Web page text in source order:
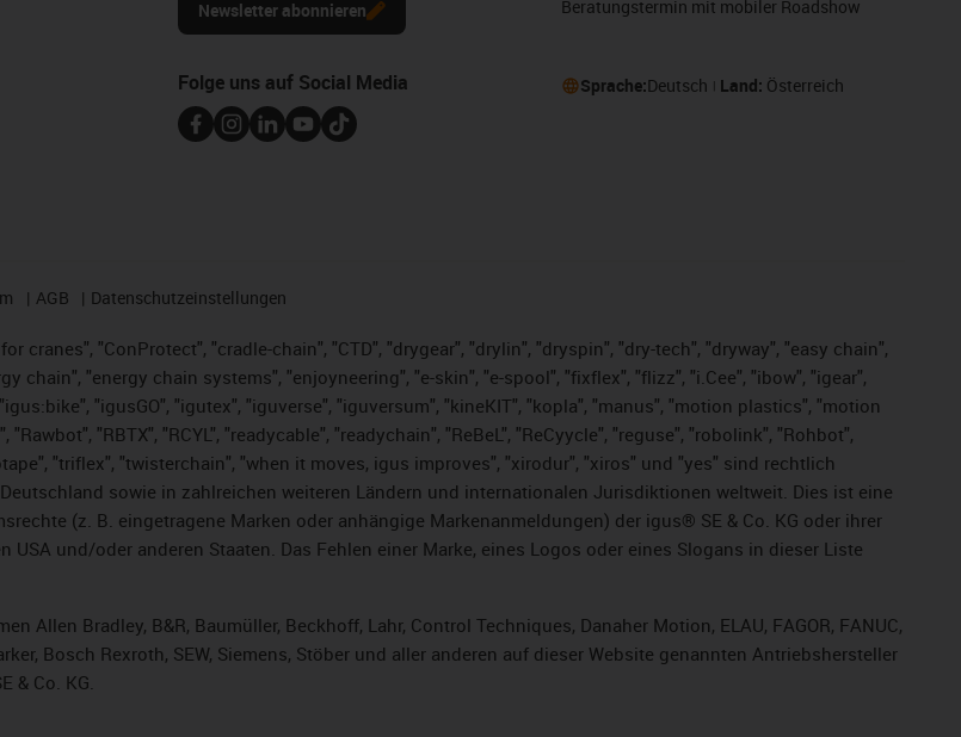
Newsletter abonnieren
Beratungstermin mit mobiler Roadshow
Folge uns auf Social Media Sprache:Deutsch Land: Österreich
AGB Datenschutzeinstellungen
cranes", "ConProtect", "cradle-chain", "CTD", "drygear", "drylin", "dryspin", "dry-tech", "dryway", "easy chain",
chain", "energy chain systems", "enjoyneering", "e-skin", "e-spool", "fixflex", "flizz", "i.Cee", "ibow", "igear",
"igusGO", "igutex", "iguverse", "iguversum", "kineKIT", "kopla", "manus", "motion plastics", "motion
"RBTX", "RCYL", "readycable", "readychain", "ReBeL", "ReCyycle", "reguse", "robolink", "Rohbot",
"triflex", "twisterchain", "when it moves, igus improves", "xirodur", "xiros" und "yes" sind rechtlich
sowie in zahlreichen weiteren Ländern und internationalen Jurisdiktionen weltweit. Dies ist eine
(z. B. eingetragene Marken oder anhängige Markenanmeldungen) der igus® SE & Co. KG oder ihrer
und/oder anderen Staaten. Das Fehlen einer Marke, eines Logos oder eines Slogans in dieser Liste
Allen Bradley, B&R, Baumüller, Beckhoff, Lahr, Control Techniques, Danaher Motion, ELAU, FAGOR, FANUC,
Bosch Rexroth, SEW, Siemens, Stöber und aller anderen auf dieser Website genannten Antriebshersteller
& Co. KG.